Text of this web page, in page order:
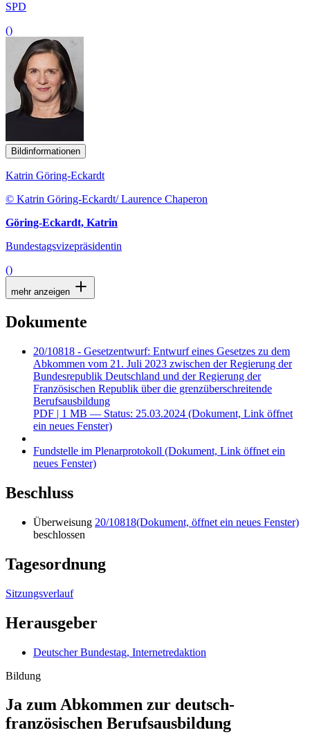
SPD
()
Bildinformationen
Katrin Göring-Eckardt
© Katrin Göring-Eckardt/ Laurence Chaperon
Göring-Eckardt, Katrin
Bundestagsvizepräsidentin
()
mehr anzeigen
Dokumente
20/10818 - Gesetzentwurf: Entwurf eines Gesetzes zu dem
Abkommen vom 21. Juli 2023 zwischen der Regierung der
Bundesrepublik Deutschland und der Regierung der
Französischen Republik über die grenzüberschreitende
Berufsausbildung
PDF | 1 MB — Status: 25.03.2024 (Dokument, Link öffnet
ein neues Fenster)
Fundstelle im Plenarprotokoll (Dokument, Link öffnet ein
neues Fenster)
Beschluss
Überweisung 20/10818(Dokument, öffnet ein neues Fenster)
beschlossen
Tagesordnung
Sitzungsverlauf
Herausgeber
Deutscher Bundestag, Internetredaktion
Bildung
Ja zum Abkommen zur deutsch-
französischen Berufsausbildung